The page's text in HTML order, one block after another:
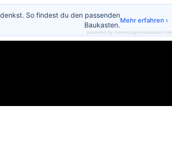
So findest du den passenden
Baukasten.
Mehr erfahren ›
powered by homepage-baukasten.de